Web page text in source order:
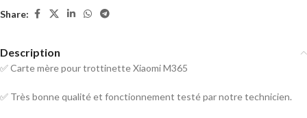
Share:
Description
✅ Carte mère pour trottinette Xiaomi M365
✅ Très bonne qualité et fonctionnement testé par notre technicien.